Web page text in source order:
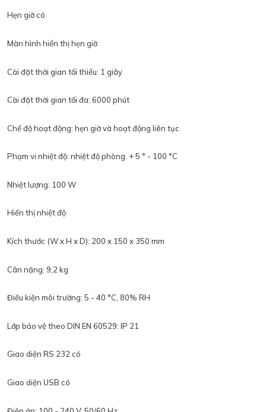
Hẹn giờ có
Màn hình hiển thị hẹn giờ
Cài đặt thời gian tối thiểu: 1 giây
Cài đặt thời gian tối đa: 6000 phút
Chế độ hoạt động: hẹn giờ và hoạt động liên tục
Phạm vi nhiệt độ: nhiệt độ phòng. + 5 ° - 100 °C
Nhiệt lượng: 100 W
Hiển thị nhiệt độ
Kích thước (W x H x D): 200 x 150 x 350 mm
Cân nặng: 9,2 kg
Điều kiện môi trường: 5 - 40 °C, 80% RH
Lớp bảo vệ theo DIN EN 60529: IP 21
Giao diện RS 232 có
Giao diện USB có